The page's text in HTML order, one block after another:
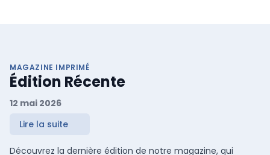
MAGAZINE IMPRIMÉ
Édition Récente
12 mai 2026
Lire la suite
Découvrez la dernière édition de notre magazine, qui